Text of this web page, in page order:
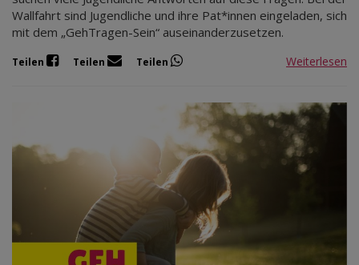
Wallfahrt sind Jugendliche und ihre Pat*innen eingeladen, sich
mit dem „GehTragen-Sein“ auseinanderzusetzen.
Teilen Teilen Teilen Weiterlesen